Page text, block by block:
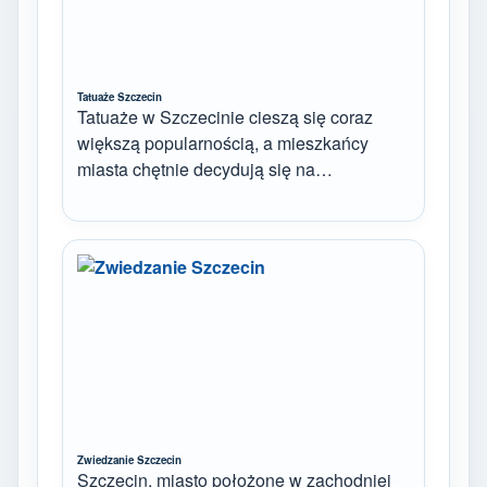
Tatuaże Szczecin
Tatuaże w Szczecinie cieszą się coraz
większą popularnością, a mieszkańcy
miasta chętnie decydują się na…
Zwiedzanie Szczecin
Szczecin, miasto położone w zachodniej